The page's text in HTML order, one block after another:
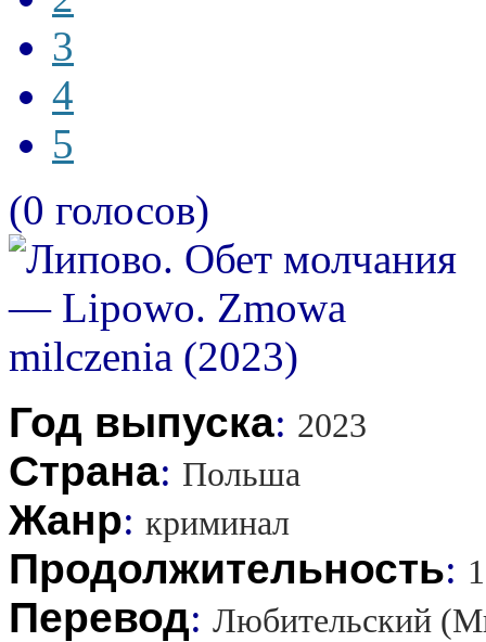
3
4
5
(0 голосов)
Год выпуска: 2023
Страна: Польша
Жанр: криминал
Продолжительность:
Перевод: Любительский